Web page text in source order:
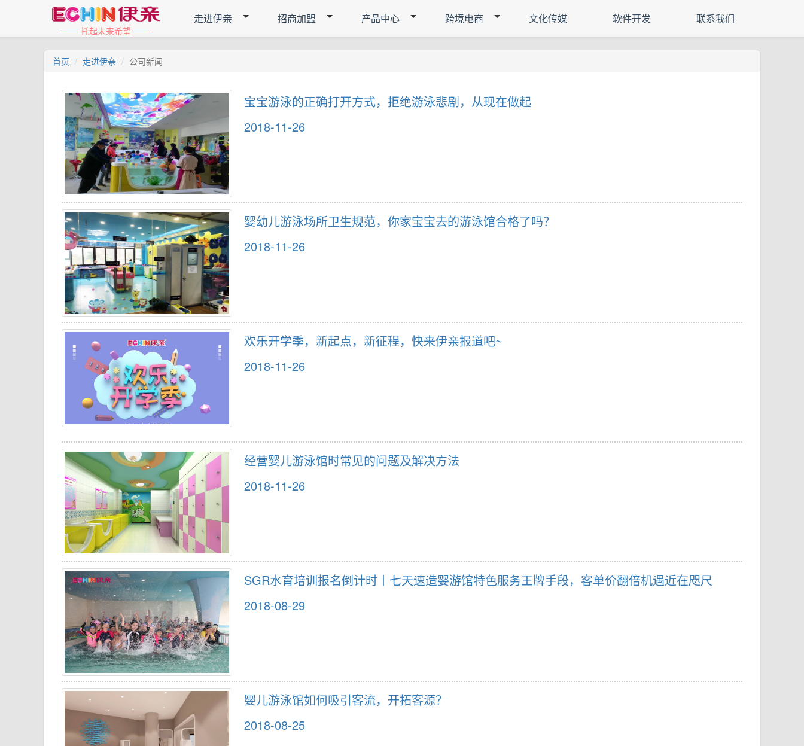
—— 托起未来希望 ——
走进伊亲 招商加盟 产品中心 跨境电商 文化传媒 软件开发 联系我们
首页 走进伊亲 公司新闻
宝宝游泳的正确打开方式，拒绝游泳悲剧，从现在做起
2018-11-26
婴幼儿游泳场所卫生规范，你家宝宝去的游泳馆合格了吗？
2018-11-26
欢乐开学季，新起点，新征程，快来伊亲报道吧~
2018-11-26
经营婴儿游泳馆时常见的问题及解决方法
2018-11-26
SGR水育培训报名倒计时丨七天速造婴游馆特色服务王牌手段，客单价翻倍机遇近在咫尺
2018-08-29
婴儿游泳馆如何吸引客流，开拓客源？
2018-08-25